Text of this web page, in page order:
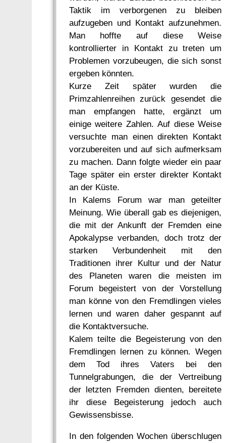
Taktik im verborgenen zu bleiben
aufzugeben und Kontakt aufzunehmen.
Man hoffte auf diese Weise
kontrollierter in Kontakt zu treten um
Problemen vorzubeugen, die sich sonst
ergeben könnten.
Kurze Zeit später wurden die
Primzahlenreihen zurück gesendet die
man empfangen hatte, ergänzt um
einige weitere Zahlen. Auf diese Weise
versuchte man einen direkten Kontakt
vorzubereiten und auf sich aufmerksam
zu machen. Dann folgte wieder ein paar
Tage später ein erster direkter Kontakt
an der Küste.
In Kalems Forum war man geteilter
Meinung. Wie überall gab es diejenigen,
die mit der Ankunft der Fremden eine
Apokalypse verbanden, doch trotz der
starken Verbundenheit mit den
Traditionen ihrer Kultur und der Natur
des Planeten waren die meisten im
Forum begeistert von der Vorstellung
man könne von den Fremdlingen vieles
lernen und waren daher gespannt auf
die Kontaktversuche.
Kalem teilte die Begeisterung von den
Fremdlingen lernen zu können. Wegen
dem Tod ihres Vaters bei den
Tunnelgrabungen, die der Vertreibung
der letzten Fremden dienten, bereitete
ihr diese Begeisterung jedoch auch
Gewissensbisse.
In den folgenden Wochen überschlugen